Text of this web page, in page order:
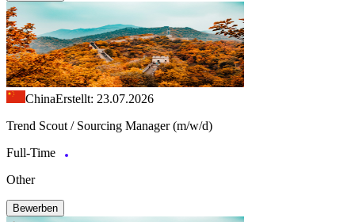
ChinaErstellt: 23.07.2026
Trend Scout / Sourcing Manager (m/w/d)
Full-Time
Other
Bewerben